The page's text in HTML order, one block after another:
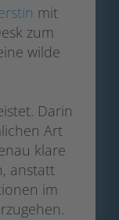
mit
zum
wilde
Darin
Art
klare
anstatt
im